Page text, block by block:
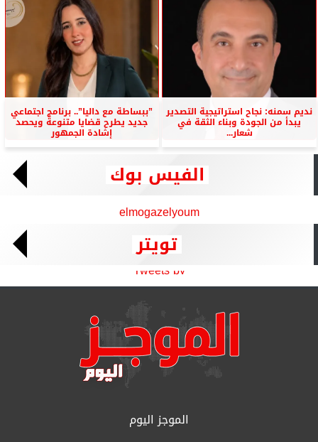
نديم سمنه: نجاح استراتيجية التصدير
يبدأ من الجودة وبناء الثقة في
شعار...
”ببساطة مع داليا”.. برنامج اجتماعي
جديد يطرح قضايا متنوعة ويحصد
إشادة الجمهور
الفيس بوك
elmogazelyoum
تويتر
Tweets by
الموجز اليوم